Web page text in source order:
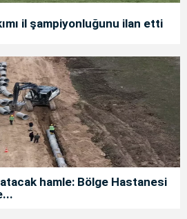
il şampiyonluğunu ilan etti
hamle: Bölge Hastanesi